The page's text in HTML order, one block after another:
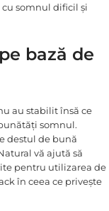
somnul dificil și
bază de
au stabilit însă ce
somnul.
destul de bună
vă ajută să
pentru utilizarea de
în ceea ce privește